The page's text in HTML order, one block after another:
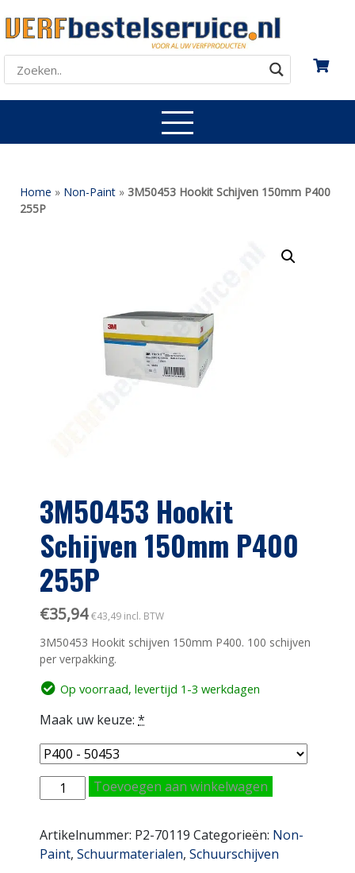
Home » Non-Paint » 3M50453 Hookit Schijven 150mm P400
255P
3M50453 Hookit
Schijven 150mm P400
255P
€35,94 €43,49 incl. BTW
3M50453 Hookit schijven 150mm P400. 100 schijven
per verpakking.
Op voorraad, levertijd 1-3 werkdagen
Maak uw keuze: *
3M50453
Hookit
150mm
P400
Toevoegen aan winkelwagen
Artikelnummer: P2-70119 Categorieën: Non-
Paint, Schuurmaterialen, Schuurschijven